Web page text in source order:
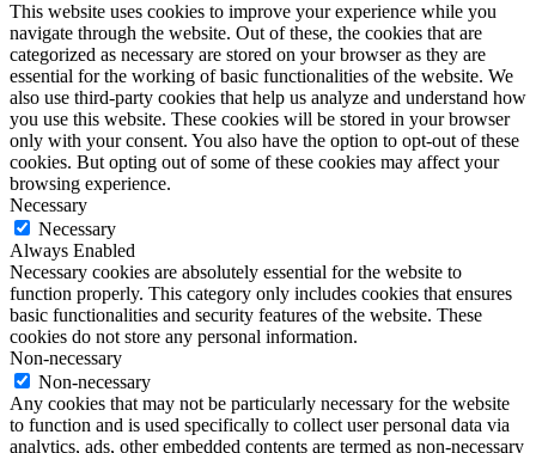
This website uses cookies to improve your experience while you
navigate through the website. Out of these, the cookies that are
categorized as necessary are stored on your browser as they are
essential for the working of basic functionalities of the website. We
also use third-party cookies that help us analyze and understand how
you use this website. These cookies will be stored in your browser
only with your consent. You also have the option to opt-out of these
cookies. But opting out of some of these cookies may affect your
browsing experience.
Necessary
Necessary
Always Enabled
Necessary cookies are absolutely essential for the website to
function properly. This category only includes cookies that ensures
basic functionalities and security features of the website. These
cookies do not store any personal information.
Non-necessary
Non-necessary
Any cookies that may not be particularly necessary for the website
to function and is used specifically to collect user personal data via
analytics, ads, other embedded contents are termed as non-necessary